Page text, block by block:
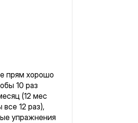
прям хорошо
10 раз
(12 мес
12 раз),
упражнения